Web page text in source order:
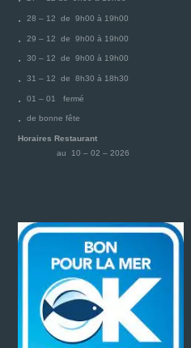
28 – 12 de 9h00 à 19h00
29 – 12 de 9h00 à 19h00
30 – 12 de 9h00 à 19h00
31 – 12 de 8h30 à 18h30
01 – 01 fermé
de bonne fête
Horaires Restaurant
au 10 – 02 – 2026